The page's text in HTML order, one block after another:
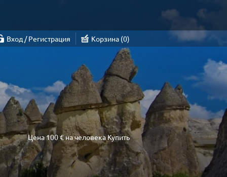
Вход / Регистрация Корзина 0
Цена100 €на человекаКупить